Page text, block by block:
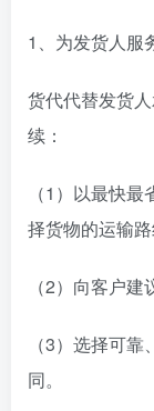
1、为发货人服
货代代替发货
续：
（1）以最快
择货物的运输路
（2）向客户建
（3）选择可
同。